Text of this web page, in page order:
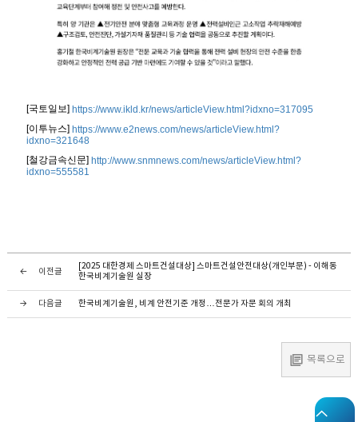
[국토일보] https://www.ikld.kr/news/articleView.html?idxno=317095
[이투뉴스] https://www.e2news.com/news/articleView.html?
idxno=321648
[철강금속신문] http://www.snmnews.com/news/articleView.html?
idxno=555581
이전글
[2025 대한경제 스마트건설대상] 스마트건설안전대상(개인부문) - 이해동
한국비계기술원 실장
다음글 한국비계기술원, 비계 안전기준 개정…전문가 자문 회의 개최
목록으로